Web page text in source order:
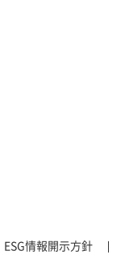
ESG情報開示方針